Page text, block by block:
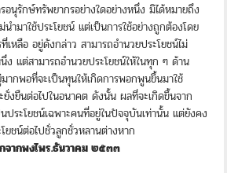
อนุรักษ์ทรัพยากรอย่างใดอย่างหนึ่ง มิได้หมายถึง
นำมาใช้ประโยชน์ แต่เป็นการใช้อย่างถูกต้องโดย
เหลือ อยู่ดังกล่าว สามารถอำนวยประโยชน์ไม่
ง แต่สามารถอำนวยประโยชน์ให้ในทุก ๆ ด้าน
ากพอที่จะเป็นทุนให้เกิดการพอกพูนขึ้นมาใช้
ยั่งยืนต่อไปในอนาคต ดังนั้น ผลที่จะเกิดขึ้นจาก
ประโยชน์เฉพาะคนที่อยู่ในปัจจุบันเท่านั้น แต่ยังคง
ยชน์ต่อไปชั่วลูกชั่วหลานต่างหาก
จากพงไพร.ธันวาคม ๒๕๓๓